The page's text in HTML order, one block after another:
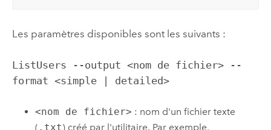
Les paramètres disponibles sont les suivants :
ListUsers --output <nom de fichier> --
format <simple | detailed>
<nom de fichier> : nom d'un fichier texte
( .txt) créé par l'utilitaire. Par exemple,